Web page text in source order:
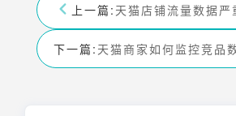
上一篇:
下一篇: